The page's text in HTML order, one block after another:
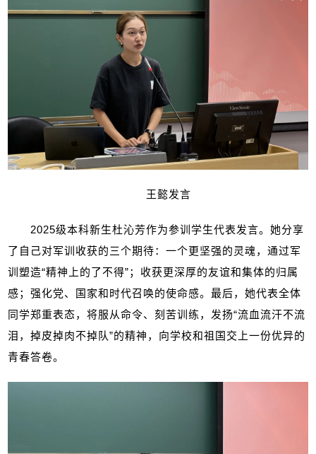
王懿发言
2025级本科新生杜沁芳作为参训学生代表发言。她分享
了自己对军训收获的三个期待：一个更坚强的灵魂，通过军
训塑造“精神上的了不得”；收获更深厚的友谊和集体的归属
感；强化党、国家和时代召唤的使命感。最后，她代表全体
同学郑重表态，将服从命令、刻苦训练，发扬“流血流汗不流
泪，掉皮掉肉不掉队”的精神，向学校和祖国交上一份优异的
青春答卷。